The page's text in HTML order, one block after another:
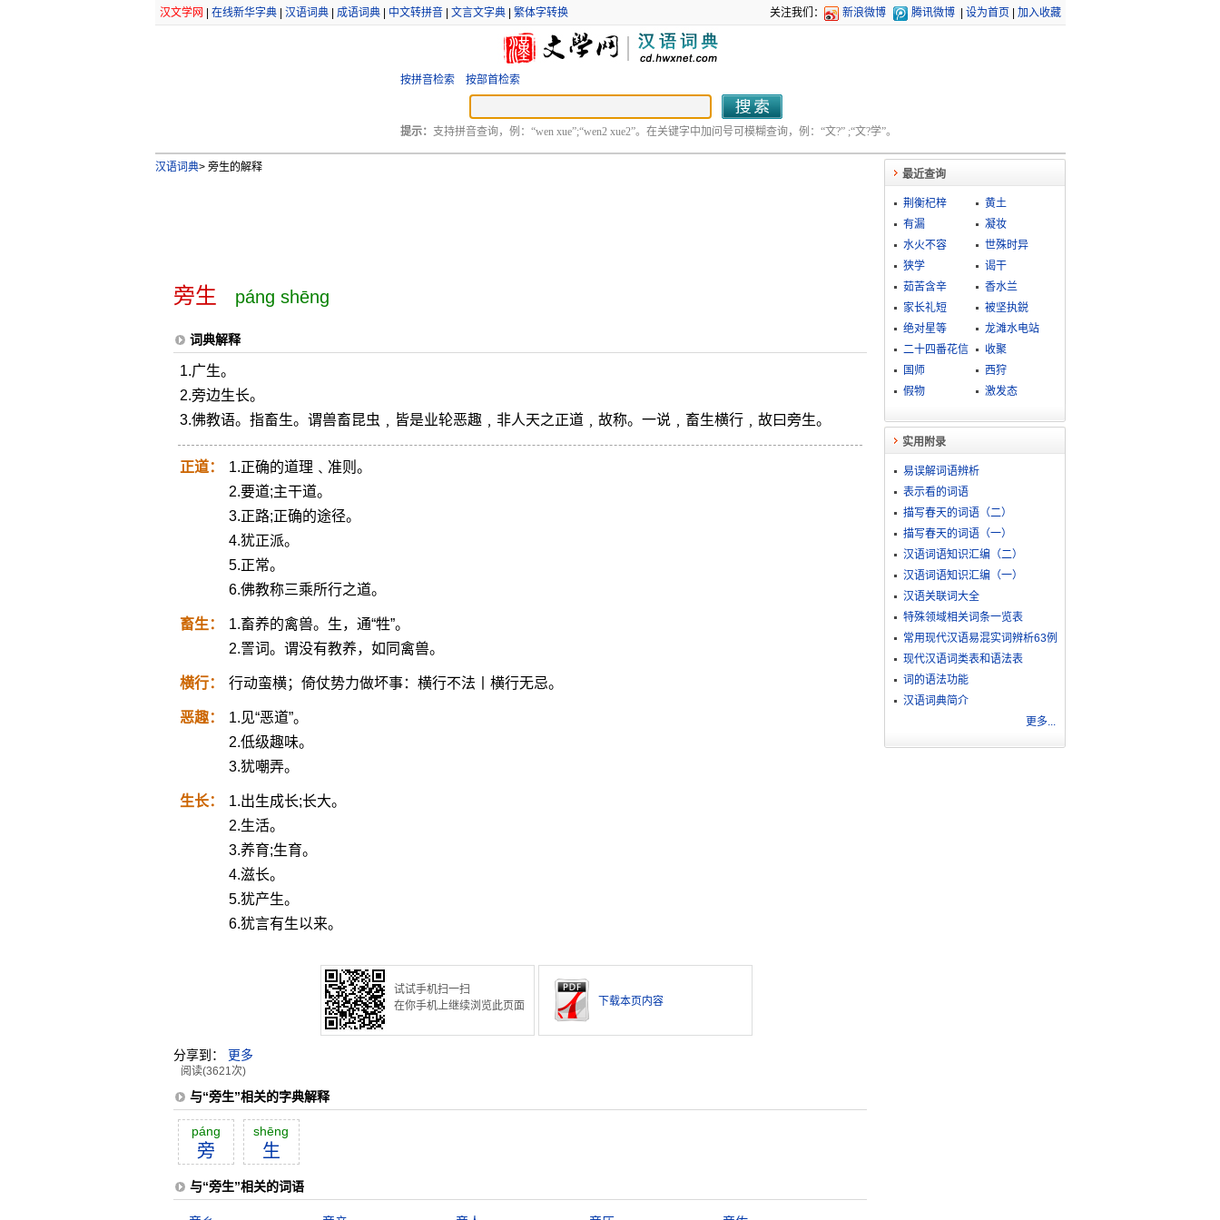
汉文学网 在线新华字典| 汉语词典| 成语词典| 中文转拼音| 文言文字典| 繁体字转换 关注我们： 新浪微博 腾讯微博 设为首页 加入收藏
按拼音检索 按部首检索
提示： 支持拼音查询，例：“wen xue”;“wen2 xue2”。在关键字中加问号可模糊查询，例：“文?” ;“文?学”。
汉语词典>旁生的解释
旁生 páng shēng
词典解释
1.广生。
2.旁边生长。
3.佛教语。指畜生。谓兽畜昆虫﹐皆是业轮恶趣﹐非人天之正道﹐故称。一说﹐畜生横行﹐故曰旁生。
正道：
1.正确的道理﹑准则。
2.要道;主干道。
3.正路;正确的途径。
4.犹正派。
5.正常。
6.佛教称三乘所行之道。
畜生：
1.畜养的禽兽。生，通“牲”。
2.詈词。谓没有教养，如同禽兽。
横行： 行动蛮横；倚仗势力做坏事：横行不法丨横行无忌。
恶趣：
1.见“恶道”。
2.低级趣味。
3.犹嘲弄。
生长：
1.出生成长;长大。
2.生活。
3.养育;生育。
4.滋长。
5.犹产生。
6.犹言有生以来。
试试手机扫一扫
在你手机上继续浏览此页面
下载本页内容
分享到： 更多
阅读(3621次)
与“旁生”相关的字典解释
páng
旁
shēng
生
与“旁生”相关的词语
最近查询
荆衡杞梓
黄土
有漏
凝妆
水火不容
世殊时异
狭学
谒干
茹苦含辛
香水兰
家长礼短
被坚执鋭
绝对星等
龙滩水电站
二十四番花信
收聚
国师
西狩
假物
激发态
实用附录
易误解词语辨析
表示看的词语
描写春天的词语（二）
描写春天的词语（一）
汉语词语知识汇编（二）
汉语词语知识汇编（一）
汉语关联词大全
特殊领域相关词条一览表
常用现代汉语易混实词辨析63例
现代汉语词类表和语法表
词的语法功能
汉语词典简介
更多...